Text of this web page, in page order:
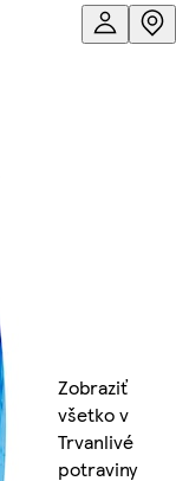
Zobraziť
všetko v
Trvanlivé
potraviny